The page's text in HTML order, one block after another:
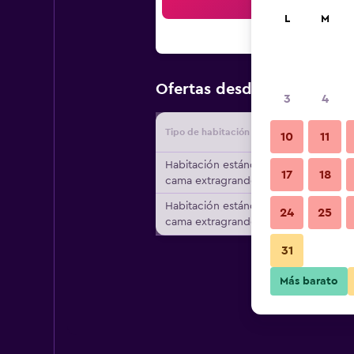
Ofertas desde Oferta
Tipo de habitación
Habitación estándar, 1
cama extragrande
Habitación estándar, 1
cama extragrande
L M
3 4
10 11
17 18
24 25
31
Más barato